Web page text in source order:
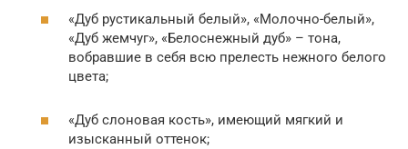
«Дуб рустикальный белый», «Молочно-белый»,
«Дуб жемчуг», «Белоснежный дуб» – тона,
вобравшие в себя всю прелесть нежного белого
цвета;
«Дуб слоновая кость», имеющий мягкий и
изысканный оттенок;